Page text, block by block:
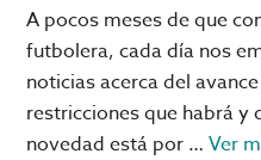
A pocos meses de que
futbolera, cada día nos
noticias acerca del
restricciones que habrá y
novedad está por …Ver